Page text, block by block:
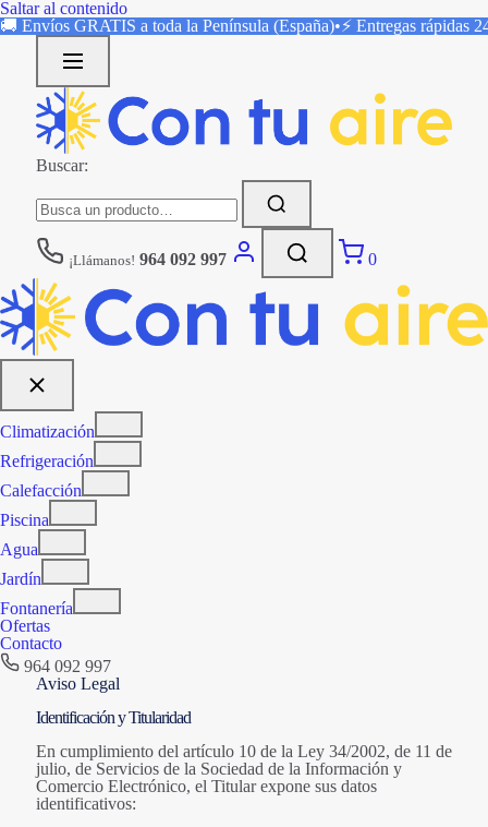
Saltar al contenido
🚚 Envíos GRATIS a toda la Península (España)•⚡ Entregas rápidas
Buscar:
¡Llámanos! 964 092 997 0
Climatización
Refrigeración
Calefacción
Piscina
Agua
Jardín
Fontanería
Ofertas
Contacto
964 092 997
Aviso Legal
Identificación y Titularidad
En cumplimiento del artículo 10 de la Ley 34/2002, de 11 de
julio, de Servicios de la Sociedad de la Información y
Comercio Electrónico, el Titular expone sus datos
identificativos: